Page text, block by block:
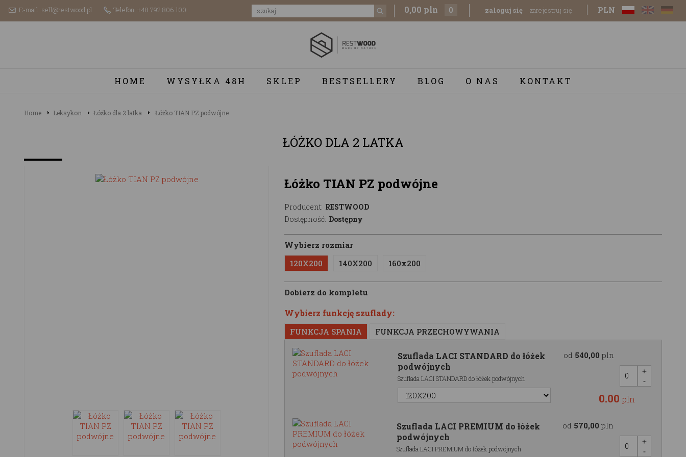
E-mail: sell@restwood.pl Telefon: +48 792 806 100 0,00 pln 0 zaloguj się zarejestruj się PLN
HOME WYSYŁKA 48H SKLEP BESTSELLERY BLOG O NAS KONTAKT
Home Leksykon Łóżko dla 2 latka Łóżko TIAN PZ podwójne
ŁÓŻKO DLA 2 LATKA
Łóżko TIAN PZ podwójne
Producent: RESTWOOD
Dostępność: Dostępny
Wybierz rozmiar
120X200
140X200 160x200
Dobierz do kompletu
Wybierz funkcję szuflady:
FUNKCJA SPANIA FUNKCJA PRZECHOWYWANIA
Szuflada LACI STANDARD do łóżek
podwójnych
Szuflada LACI STANDARD do łóżek podwójnych
od 540,00 pln
0.00 pln
Szuflada LACI PREMIUM do łóżek
podwójnych
Szuflada LACI PREMIUM do łóżek podwójnych
od 570,00 pln